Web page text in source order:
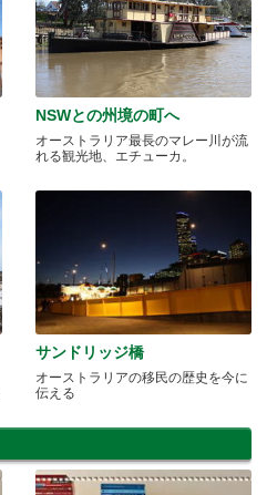
NSWとの州境の町へ
オーストラリア最長のマレー川が流
れる観光地、エチューカ。
サンドリッジ橋
オーストラリアの移民の歴史を今に
伝える